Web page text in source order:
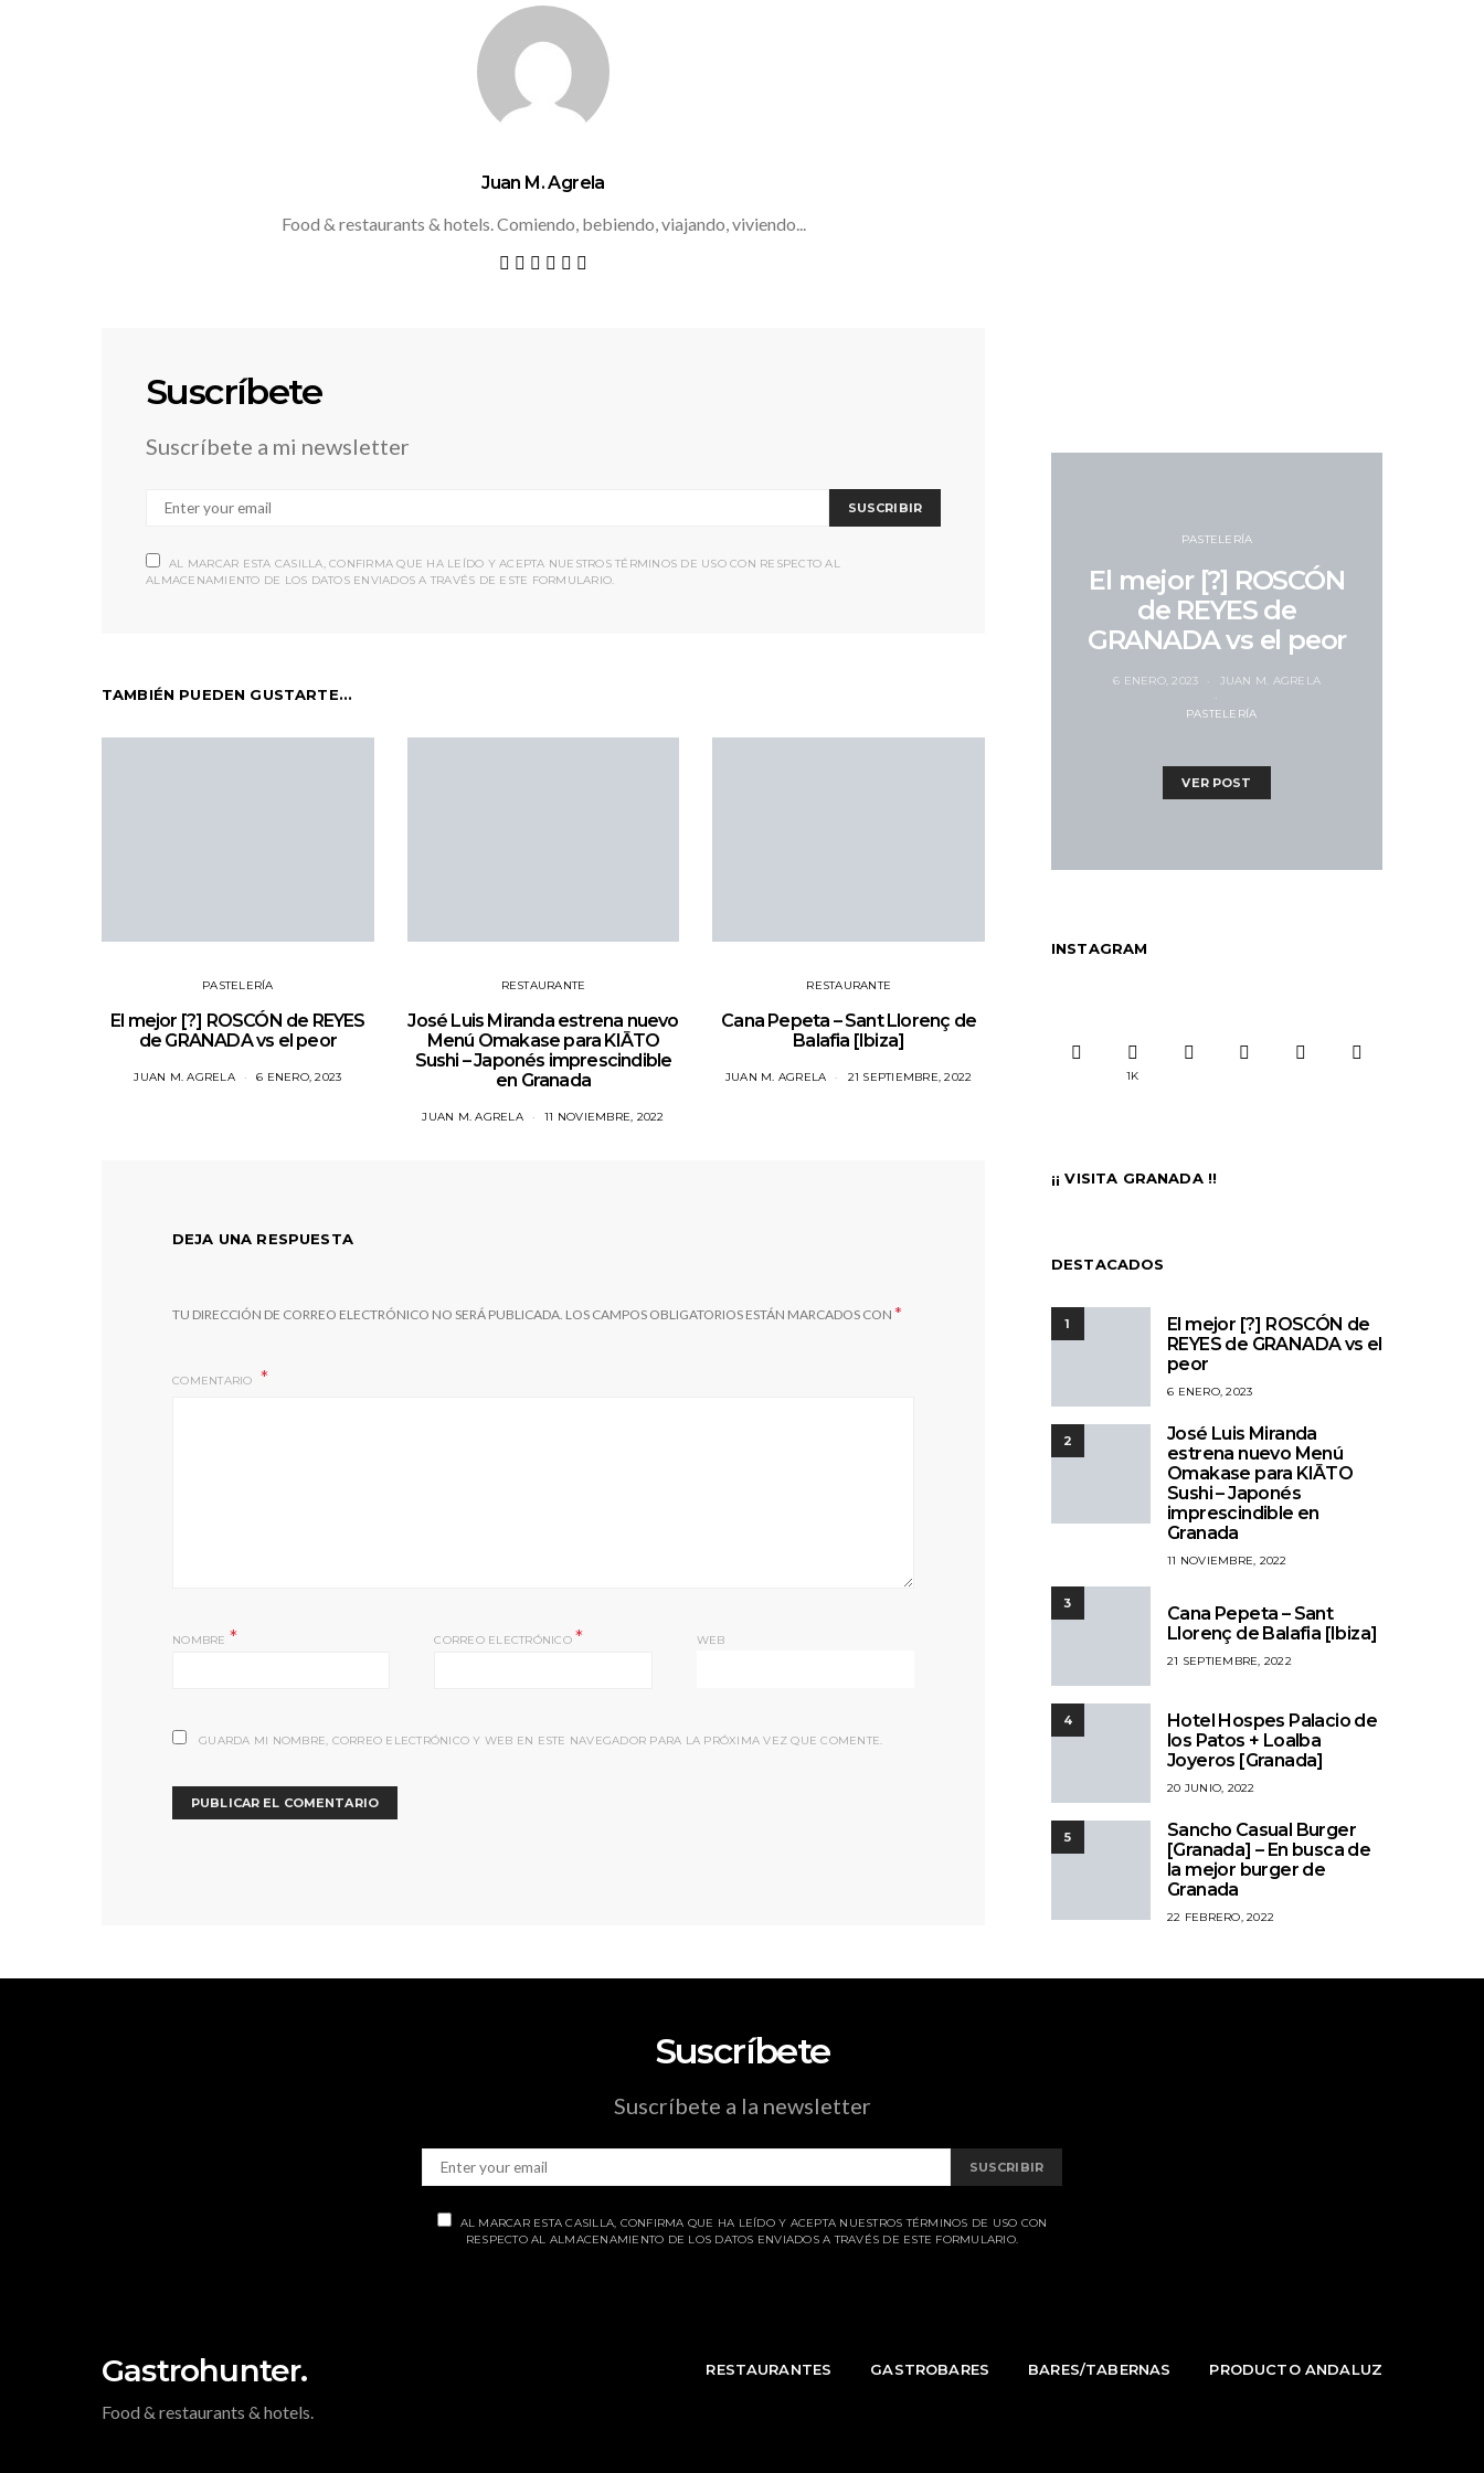
Juan M. Agrela
Food & restaurants & hotels. Comiendo, bebiendo, viajando, viviendo...
Suscríbete
Suscríbete a mi newsletter
SUSCRIBIR
AL MARCAR ESTA CASILLA, CONFIRMA QUE HA LEÍDO Y ACEPTA NUESTROS TÉRMINOS DE USO CON RESPECTO AL
ALMACENAMIENTO DE LOS DATOS ENVIADOS A TRAVÉS DE ESTE FORMULARIO.
TAMBIÉN PUEDEN GUSTARTE...
PASTELERÍA
El mejor [?] ROSCÓN de REYES
de GRANADA vs el peor
JUAN M. AGRELA 6 ENERO, 2023
RESTAURANTE
José Luis Miranda estrena nuevo
Menú Omakase para KIĀTO
Sushi – Japonés imprescindible
en Granada
JUAN M. AGRELA 11 NOVIEMBRE, 2022
RESTAURANTE
Cana Pepeta – Sant Llorenç de
Balafia [Ibiza]
JUAN M. AGRELA 21 SEPTIEMBRE, 2022
DEJA UNA RESPUESTA
TU DIRECCIÓN DE CORREO ELECTRÓNICO NO SERÁ PUBLICADA. LOS CAMPOS OBLIGATORIOS ESTÁN MARCADOS CON *
COMENTARIO
NOMBRE * CORREO ELECTRÓNICO* WEB
GUARDA MI NOMBRE, CORREO ELECTRÓNICO Y WEB EN ESTE NAVEGADOR PARA LA PRÓXIMA VEZ QUE COMENTE.
PASTELERÍA
El mejor [?] ROSCÓN
de REYES de
GRANADA vs el peor
6 ENERO, 2023 JUAN M. AGRELA
PASTELERÍA
VER POST
INSTAGRAM
1K
¡¡ VISITA GRANADA !!
DESTACADOS
1
El mejor [?] ROSCÓN de
REYES de GRANADA vs el
peor
6 ENERO, 2023
2
José Luis Miranda
estrena nuevo Menú
Omakase para KIĀTO
Sushi – Japonés
imprescindible en
Granada
11 NOVIEMBRE, 2022
3
Cana Pepeta – Sant
Llorenç de Balafia [Ibiza]
21 SEPTIEMBRE, 2022
4
Hotel Hospes Palacio de
los Patos + Loalba
Joyeros [Granada]
20 JUNIO, 2022
5
Sancho Casual Burger
[Granada] – En busca de
la mejor burger de
Granada
22 FEBRERO, 2022
Suscríbete
Suscríbete a la newsletter
SUSCRIBIR
AL MARCAR ESTA CASILLA, CONFIRMA QUE HA LEÍDO Y ACEPTA NUESTROS TÉRMINOS DE USO CON
RESPECTO AL ALMACENAMIENTO DE LOS DATOS ENVIADOS A TRAVÉS DE ESTE FORMULARIO.
Gastrohunter. RESTAURANTES GASTROBARES BARES/TABERNAS PRODUCTO ANDALUZ
Food & restaurants & hotels.